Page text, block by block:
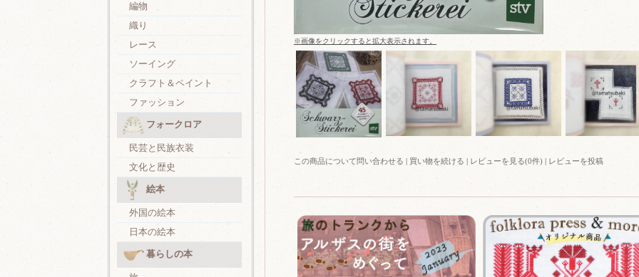
編物
織り
レース
ソーイング
クラフト＆ペイント
ファッション
フォークロア
民芸と民族衣装
文化と歴史
絵本
外国の絵本
日本の絵本
暮らしの本
※画像をクリックすると拡大表示されます。
この商品について問い合わせる 買い物を続ける レビューを見る(0件) レビューを投稿